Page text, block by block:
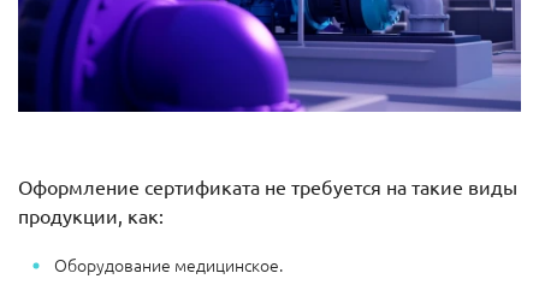
Оформление сертификата не требуется на такие виды
продукции, как:
Оборудование медицинское.